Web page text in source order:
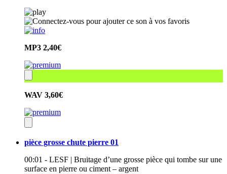
MP3 2,40€
WAV 3,60€
pièce grosse chute pierre 01
00:01 - LESF | Bruitage d’une grosse pièce qui tombe sur une
surface en pierre ou ciment – argent